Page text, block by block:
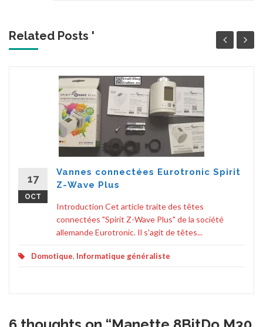
Related Posts '
17
OCT
Vannes connectées Eurotronic Spirit
Z-Wave Plus
Introduction Cet article traite des têtes
connectées "Spirit Z-Wave Plus" de la société
allemande Eurotronic. Il s'agit de têtes...
Domotique, Informatique généraliste